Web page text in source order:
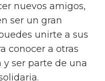
nuevos amigos,
ser un gran
unirte a sus
conocer a otras
y ser parte de una